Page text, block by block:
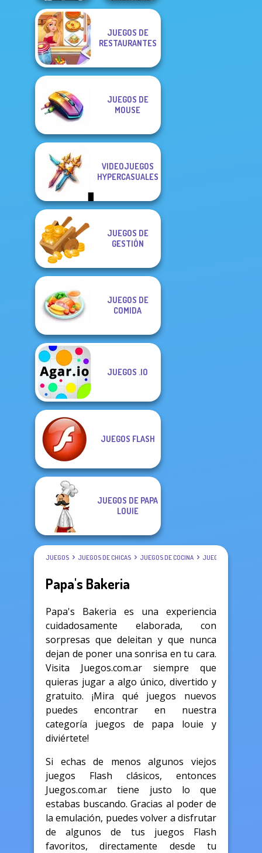
Manga Creator
Vampire Hunter
P...
Papa's
JUEGOS DE
RESTAURANTES
JUEGOS DE
MOUSE
VIDEOJUEGOS
HYPERCASUALES
JUEGOS DE
GESTIÓN
JUEGOS DE
COMIDA
JUEGOS .IO
JUEGOS FLASH
JUEGOS DE PAPA
LOUIE
JUEGOS JUEGOS DE CHICAS JUEGOS DE COCINA JUEGOS DE PAPA
Papa's Bakeria
Papa's Bakeria es una experiencia
cuidadosamente elaborada, con
sorpresas que deleitan y que nunca
dejan de poner una sonrisa en tu cara.
Visita Juegos.com.ar siempre que
quieras jugar a algo único, divertido y
gratuito. ¡Mira qué juegos nuevos
puedes encontrar en nuestra
categoría juegos de papa louie y
diviértete!
Si echas de menos algunos viejos
juegos Flash clásicos, entonces
Juegos.com.ar tiene justo lo que
estabas buscando. Gracias al poder de
la emulación, puedes volver a disfrutar
de algunos de tus juegos Flash
favoritos, directamente desde tu